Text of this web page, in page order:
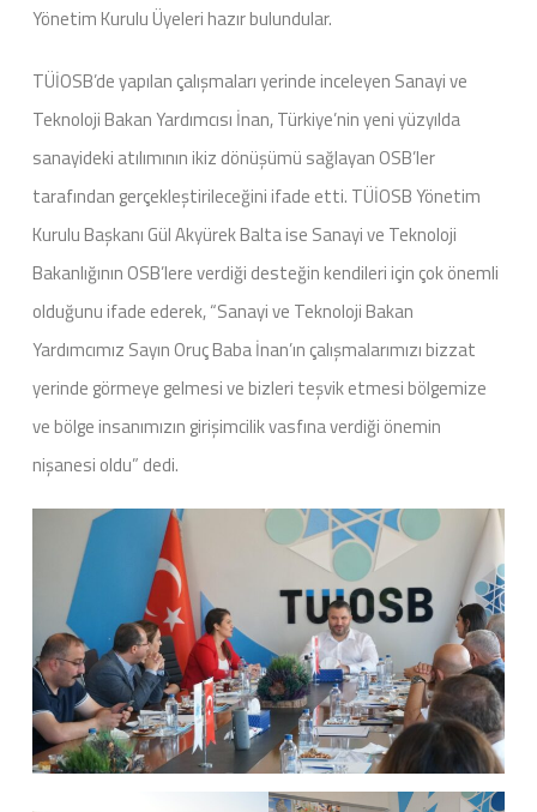
Yönetim Kurulu Üyeleri hazır bulundular.
TÜİOSB’de yapılan çalışmaları yerinde inceleyen Sanayi ve
Teknoloji Bakan Yardımcısı İnan, Türkiye’nin yeni yüzyılda
sanayideki atılımının ikiz dönüşümü sağlayan OSB’ler
tarafından gerçekleştirileceğini ifade etti. TÜİOSB Yönetim
Kurulu Başkanı Gül Akyürek Balta ise Sanayi ve Teknoloji
Bakanlığının OSB’lere verdiği desteğin kendileri için çok önemli
olduğunu ifade ederek, “Sanayi ve Teknoloji Bakan
Yardımcımız Sayın Oruç Baba İnan’ın çalışmalarımızı bizzat
yerinde görmeye gelmesi ve bizleri teşvik etmesi bölgemize
ve bölge insanımızın girişimcilik vasfına verdiği önemin
nişanesi oldu” dedi.